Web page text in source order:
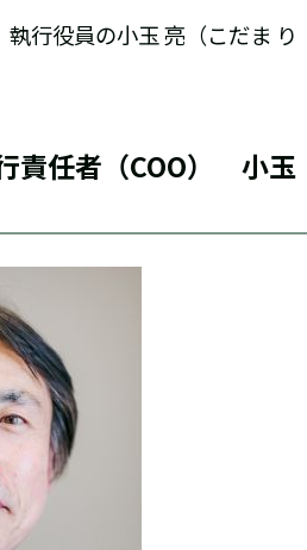
行役員の小玉 亮（こだま り
責任者（COO） 小玉